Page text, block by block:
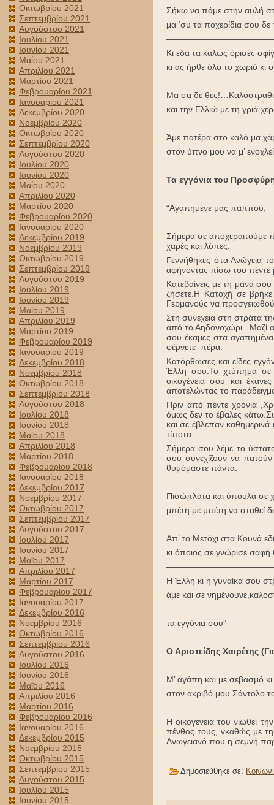
Οκτωβρίου 2021
Σεπτεμβρίου 2021
Αυγούστου 2021
Ιουλίου 2021
Ιουνίου 2021
Μαΐου 2021
Απριλίου 2021
Μαρτίου 2021
Φεβρουαρίου 2021
Ιανουαρίου 2021
Δεκεμβρίου 2020
Νοεμβρίου 2020
Οκτωβρίου 2020
Σεπτεμβρίου 2020
Αυγούστου 2020
Ιουλίου 2020
Ιουνίου 2020
Μαΐου 2020
Απριλίου 2020
Μαρτίου 2020
Φεβρουαρίου 2020
Ιανουαρίου 2020
Δεκεμβρίου 2019
Νοεμβρίου 2019
Οκτωβρίου 2019
Σεπτεμβρίου 2019
Αυγούστου 2019
Ιουλίου 2019
Ιουνίου 2019
Μαΐου 2019
Απριλίου 2019
Μαρτίου 2019
Φεβρουαρίου 2019
Ιανουαρίου 2019
Δεκεμβρίου 2018
Νοεμβρίου 2018
Οκτωβρίου 2018
Σεπτεμβρίου 2018
Αυγούστου 2018
Ιουλίου 2018
Ιουνίου 2018
Μαΐου 2018
Απριλίου 2018
Μαρτίου 2018
Φεβρουαρίου 2018
Ιανουαρίου 2018
Δεκεμβρίου 2017
Νοεμβρίου 2017
Οκτωβρίου 2017
Σεπτεμβρίου 2017
Αυγούστου 2017
Ιουλίου 2017
Ιουνίου 2017
Μαΐου 2017
Απριλίου 2017
Μαρτίου 2017
Φεβρουαρίου 2017
Ιανουαρίου 2017
Δεκεμβρίου 2016
Νοεμβρίου 2016
Οκτωβρίου 2016
Σεπτεμβρίου 2016
Αυγούστου 2016
Ιουλίου 2016
Ιουνίου 2016
Μαΐου 2016
Απριλίου 2016
Μαρτίου 2016
Φεβρουαρίου 2016
Ιανουαρίου 2016
Δεκεμβρίου 2015
Νοεμβρίου 2015
Οκτωβρίου 2015
Σεπτεμβρίου 2015
Αυγούστου 2015
Ιουλίου 2015
Ιουνίου 2015
Σήκω να πάμε στην αυλή
μα ‘συ τα ποχερίδια σου
Κι εδά τα καλώς όρισες
κι ας ήρθε όλο το χωριό κι
Μα σα δε
και την Ελλιώ με τη γριά
Άμε πατέρα στο καλό μα
στον ύπνο μου να μ’
Τα εγγόνια του
“Αγαπημένε μας παππού,
Σήμερα σε αποχεραιτούμε
χαρές και λύπες.
Γεννήθηκες στα Ανώγεια
αφήνοντας πίσω του πέντε
Κατεβαίνεις με τη μάνα
ζήσετε.Η Κατοχή σε
Γερμανούς να
Στη συνέχεια στη στράτα
από το Αηδονοχώρι . Μαζί
σου έκαμες στα
φέρνετε πέρα.
Κατόρθωσες και είδες
Έλλη σου.Το χτύπημα σε
οικογένεια σου και
αποτελώντας το
Πριν από πέντε χρόνια
όμως δεν το έβαλες
και σε έβλεπαν
τίποτα.
Σήμερα σου λέμε το ύστατο
σου συνεχίζουν να
θυμόμαστε πάντα.
Πισώπλατα και ύπουλα σε
μπέτη με μπέτη να σταθεί
Απ’ το Μετόχι στα Κουνά
κι όποιος σε γνώρισε σαφή
Η Έλλη κι η γυναίκα σου
άμε και σε
τα εγγόνια σου”
Ο Αριστείδης Χαιρέτης
Μ’ αγάπη και με σεβασμό
στον ακριβό μου Σάντολο
Η οικογένεια του νιώθει
πένθος τους, vκαθώς με
Ανωγειανό που η σεμνή
Δημοσιεύθηκε σε: